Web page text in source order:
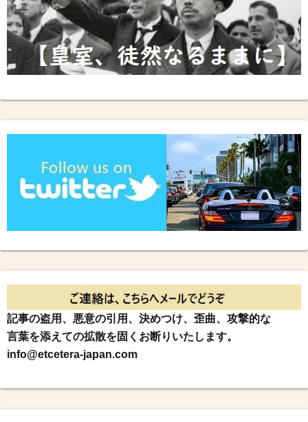
記事の盗用、悪意の引用、決めつけ、歪曲、攻撃的な
言葉を添えての拡散を固くお断りいたします。
info@etcetera-japan.com